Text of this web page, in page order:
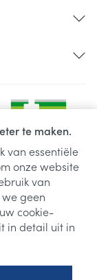
te maken.
van essentiële
onze website
van
geen
cookie-
in detail uit in